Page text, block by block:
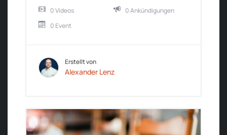
0 Videos
0 Ankündigungen
0 Event
Erstellt von
Alexander Lenz